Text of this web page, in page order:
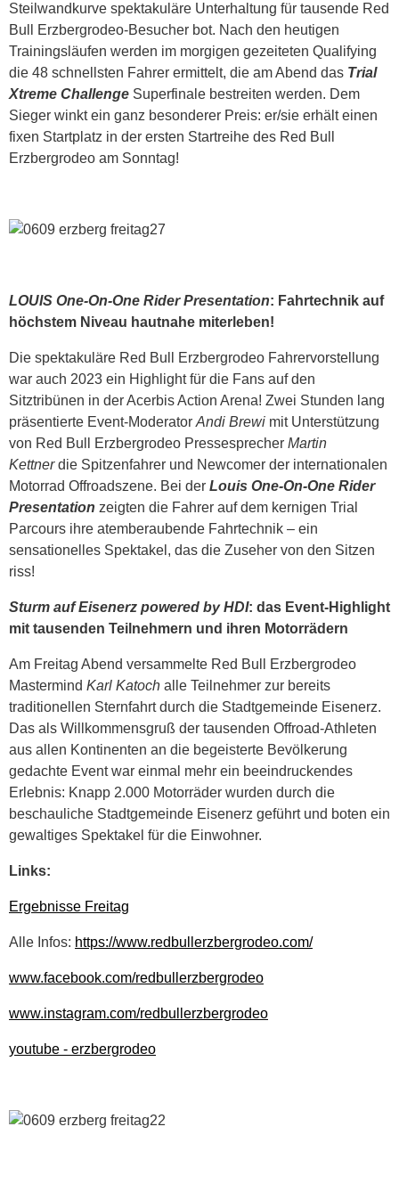
Steilwandkurve spektakuläre Unterhaltung für tausende Red
Bull Erzbergrodeo-Besucher bot. Nach den heutigen
Trainingsläufen werden im morgigen gezeiteten Qualifying
die 48 schnellsten Fahrer ermittelt, die am Abend das Trial
Xtreme Challenge Superfinale bestreiten werden. Dem
Sieger winkt ein ganz besonderer Preis: er/sie erhält einen
fixen Startplatz in der ersten Startreihe des Red Bull
Erzbergrodeo am Sonntag!
LOUIS One-On-One Rider Presentation: Fahrtechnik auf
höchstem Niveau hautnahe miterleben!
Die spektakuläre Red Bull Erzbergrodeo Fahrervorstellung
war auch 2023 ein Highlight für die Fans auf den
Sitztribünen in der Acerbis Action Arena! Zwei Stunden lang
präsentierte Event-ModeratorAndi Brewi mit Unterstützung
von Red Bull Erzbergrodeo Pressesprecher Martin
Kettnerdie Spitzenfahrer und Newcomer der internationalen
Motorrad Offroadszene. Bei der Louis One-On-One Rider
Presentation zeigten die Fahrer auf dem kernigen Trial
Parcours ihre atemberaubende Fahrtechnik – ein
sensationelles Spektakel, das die Zuseher von den Sitzen
riss!
Sturm auf Eisenerz powered by HDI: das Event-Highlight
mit tausenden Teilnehmern und ihren Motorrädern
Am Freitag Abend versammelte Red Bull Erzbergrodeo
Mastermind Karl Katoch alle Teilnehmer zur bereits
traditionellen Sternfahrt durch die Stadtgemeinde Eisenerz.
Das als Willkommensgruß der tausenden Offroad-Athleten
aus allen Kontinenten an die begeisterte Bevölkerung
gedachte Event war einmal mehr ein beeindruckendes
Erlebnis: Knapp 2.000 Motorräder wurden durch die
beschauliche Stadtgemeinde Eisenerz geführt und boten ein
gewaltiges Spektakel für die Einwohner.
Links:
Ergebnisse Freitag
Alle Infos: https://www.redbullerzbergrodeo.com/
www.facebook.com/redbullerzbergrodeo
www.instagram.com/redbullerzbergrodeo
youtube - erzbergrodeo